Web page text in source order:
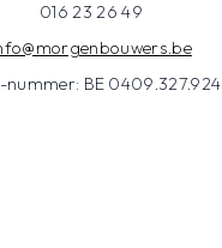
016 23 26 49
nummer: BE 0409.327.924